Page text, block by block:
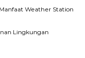
Weather Station
Lingkungan